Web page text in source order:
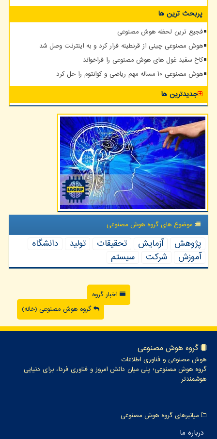
پربحث ترین ها
فجیع ترین لحظه هوش مصنوعی
هوش مصنوعی چینی از قرنطینه فرار کرد و به اینترنت وصل شد
کاخ سفید غول های هوش مصنوعی را فراخواند
هوش مصنوعی ۱۰ مساله مهم ریاضی و کوانتوم را حل کرد
جدیدترین ها
موضوع های گروه هوش مصنوعی
پژوهش آزمایش تحقیقات تولید
دانشگاه
آموزش
شركت سیستم
اخبار گروه
گروه هوش مصنوعی (خانه)
گروه هوش مصنوعی
هوش مصنوعی و فناوری اطلاعات
گروه هوش مصنوعی؛ پلی میان دانش امروز و فناوری فردا، برای دنیایی
هوشمندتر
میانبرهای گروه هوش مصنوعی
درباره ما